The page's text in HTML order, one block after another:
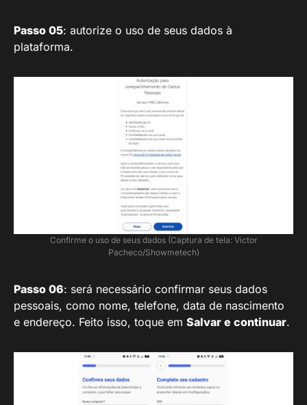
Passo 05: autorize o uso de seus dados à
plataforma.
Confirme o uso de seus dados (Captura de tela: Victor
Pacheco/Showmetech)
Passo 06: será necessário confirmar seus dados
pessoais, como nome, telefone, data de nascimento
e endereço. Feito isso, toque em Salvar e continuar.